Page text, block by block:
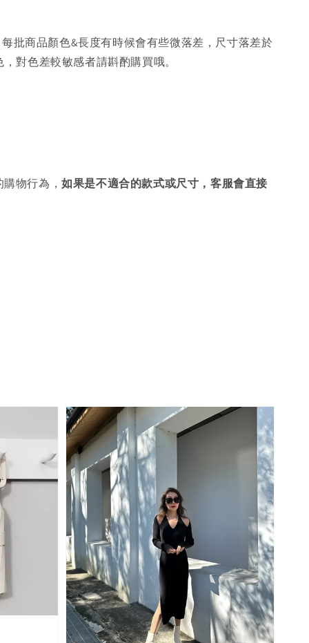
批商品顏色&長度有時候會有些微落差，尺寸落差於
對色差較敏感者請斟酌購買哦。
購物行為，如果是不適合的款式或尺寸，客服會直接